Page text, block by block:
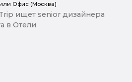
Офис (Москва)
ищет senior дизайнера
в Отели